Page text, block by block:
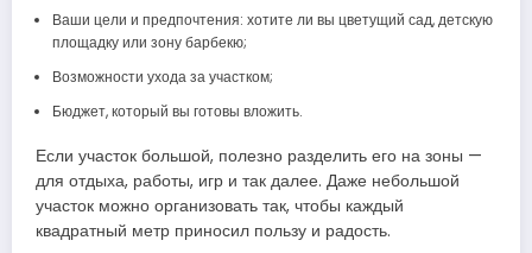
Ваши цели и предпочтения: хотите ли вы цветущий сад, детскую
площадку или зону барбекю;
Возможности ухода за участком;
Бюджет, который вы готовы вложить.
Если участок большой, полезно разделить его на зоны —
для отдыха, работы, игр и так далее. Даже небольшой
участок можно организовать так, чтобы каждый
квадратный метр приносил пользу и радость.